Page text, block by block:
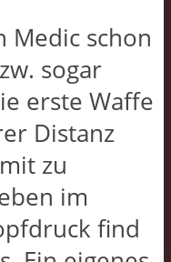
Medic schon
sogar
erste Waffe
Distanz
zu
im
find